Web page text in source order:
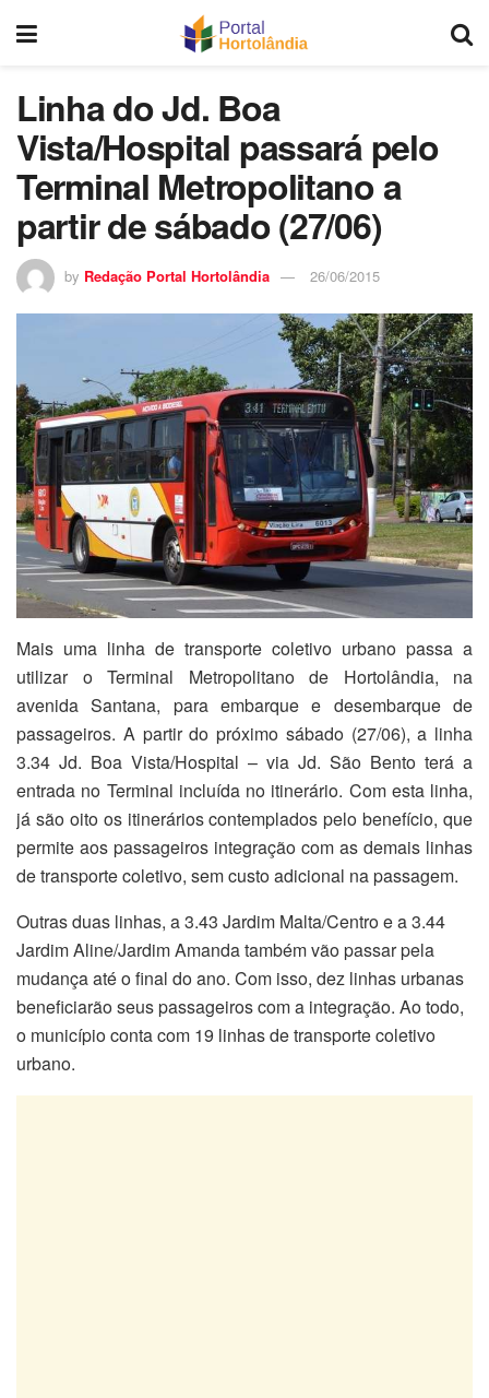
Linha do Jd. Boa
Vista/Hospital passará pelo
Terminal Metropolitano a
partir de sábado (27/06)
by Redação Portal Hortolândia 26/06/2015
Mais uma linha de transporte coletivo urbano passa a
utilizar o Terminal Metropolitano de Hortolândia, na
avenida Santana, para embarque e desembarque de
passageiros. A partir do próximo sábado (27/06), a linha
3.34 Jd. Boa Vista/Hospital – via Jd. São Bento terá a
entrada no Terminal incluída no itinerário. Com esta linha,
já são oito os itinerários contemplados pelo benefício, que
permite aos passageiros integração com as demais linhas
de transporte coletivo, sem custo adicional na passagem.
Outras duas linhas, a 3.43 Jardim Malta/Centro e a 3.44
Jardim Aline/Jardim Amanda também vão passar pela
mudança até o final do ano. Com isso, dez linhas urbanas
beneficiarão seus passageiros com a integração. Ao todo,
o município conta com 19 linhas de transporte coletivo
urbano.